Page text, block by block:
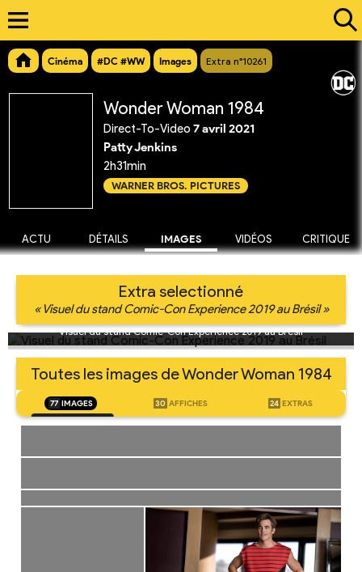
Cinéma #DC #WW Images Extra n°10261
Wonder Woman 1984
Direct-To-Video 7 avril 2021
Patty Jenkins
2h31min
WARNER BROS. PICTURES
ACTU DÉTAILS IMAGES VIDÉOS CRITIQUE
Extra selectionné
« Visuel du stand Comic-Con Experience 2019 au Brésil »
Visuel du stand Comic-Con Experience 2019 au Brésil
Toutes les images de Wonder Woman 1984
77 IMAGES 30 AFFICHES 24 EXTRAS